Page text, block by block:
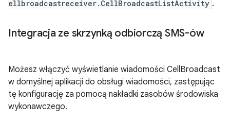
ellbroadcastreceiver.CellBroadcastListActivity .
Integracja ze skrzynką odbiorczą SMS-ów
Możesz włączyć wyświetlanie wiadomości CellBroadcast
w domyślnej aplikacji do obsługi wiadomości, zastępując
tę konfigurację za pomocą nakładki zasobów środowiska
wykonawczego.